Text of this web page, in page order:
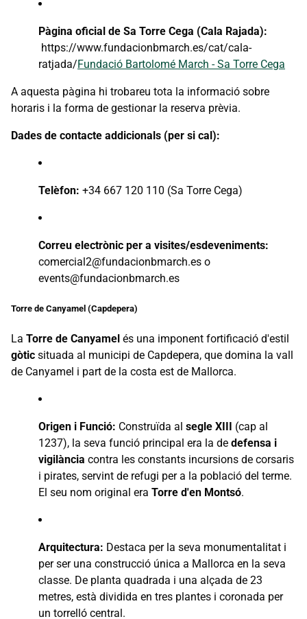
Pàgina oficial de Sa Torre Cega (Cala Rajada):
https://www.fundacionbmarch.es/cat/cala-
ratjada/Fundació Bartolomé March - Sa Torre Cega
A aquesta pàgina hi trobareu tota la informació sobre
horaris i la forma de gestionar la reserva prèvia.
Dades de contacte addicionals (per si cal):
Telèfon: +34 667 120 110 (Sa Torre Cega)
Correu electrònic per a visites/esdeveniments:
comercial2@fundacionbmarch.es o
events@fundacionbmarch.es
Torre de Canyamel (Capdepera)
La Torre de Canyamel és una imponent fortificació d'estil
gòtic situada al municipi de Capdepera, que domina la vall
de Canyamel i part de la costa est de Mallorca.
Origen i Funció: Construïda al segle XIII (cap al
1237), la seva funció principal era la de defensa i
vigilància contra les constants incursions de corsaris
i pirates, servint de refugi per a la població del terme.
El seu nom original era Torre d'en Montsó.
Arquitectura: Destaca per la seva monumentalitat i
per ser una construcció única a Mallorca en la seva
classe. De planta quadrada i una alçada de 23
metres, està dividida en tres plantes i coronada per
un torrelló central.